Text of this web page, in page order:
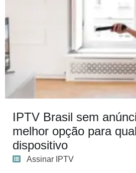
IPTV Brasil sem
melhor opção para
dispositivo
Assinar IPTV